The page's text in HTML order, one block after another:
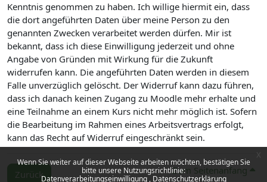
Wenn Sie weiter auf dieser Webseite arbeiten möchten, bestätigen Sie
bitte unsere Nutzungsrichtlinie:
Datenverarbeitungseinwilligung Datenschutzerklärung
x
Kenntnis genommen zu haben. Ich willige hiermit ein, dass
die dort angeführten Daten über meine Person zu den
genannten Zwecken verarbeitet werden dürfen. Mir ist
bekannt, dass ich diese Einwilligung jederzeit und ohne
Angabe von Gründen mit Wirkung für die Zukunft
widerrufen kann. Die angeführten Daten werden in diesem
Falle unverzüglich gelöscht. Der Widerruf kann dazu führen,
dass ich danach keinen Zugang zu Moodle mehr erhalte und
eine Teilnahme an einem Kurs nicht mehr möglich ist. Sofern
die Bearbeitung im Rahmen eines Arbeitsvertrags erfolgt,
kann das Recht auf Widerruf eingeschränkt sein.
Zurück Zum Seitenanfang